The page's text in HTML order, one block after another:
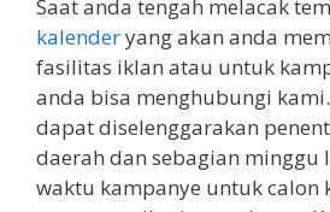
Saat anda tengah melacak
kalenderyang akan anda
fasilitas iklan atau untuk
anda bisa menghubungi
dapat diselenggarakan
daerah dan sebagian minggu
waktu kampanye untuk calon